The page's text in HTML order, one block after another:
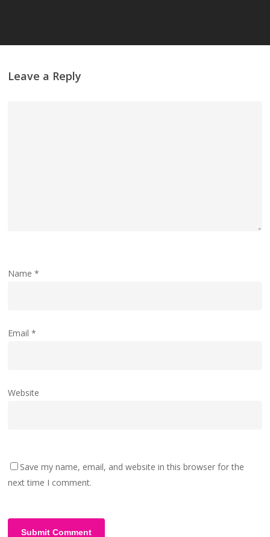
Leave a Reply
Name*
Email*
Website
Save my name, email, and website in this browser for the
next time I comment.